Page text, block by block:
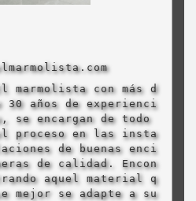
marmolista con más d
30 años de experienci
se encargan de todo
proceso en las insta
de buenas enci
de calidad. Encon
aquel material q
mejor se adapte a su